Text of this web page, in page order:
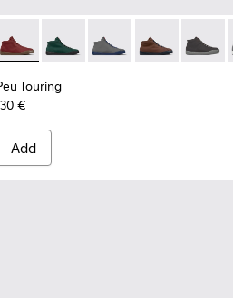
Boots for Men.
Peu Touring - K300270-035 -
Peu Touring - K300270-033
Peu Touring -Peu Touring -
Peu
Touring
€
Add